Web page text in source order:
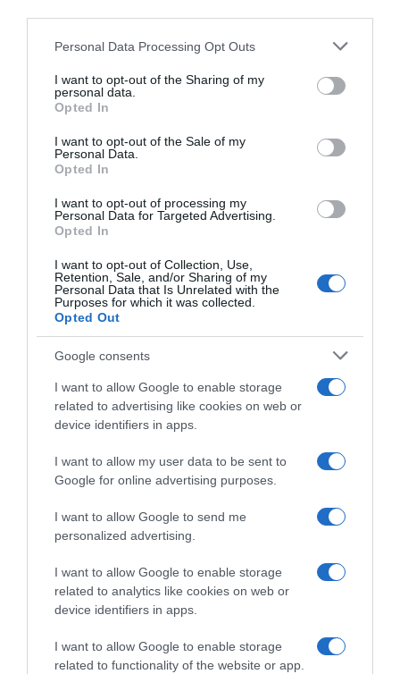
Please note that this website/app uses one or more Google
not limited to your visit or usage behaviour. You may click to
grant or deny consent to Google and its third-party tags to
use your data for below specified purposes in below Google
consent section.
Personal Data Processing Opt Outs
I want to opt-out of the Sharing of my
personal data.
Opted In
I want to opt-out of the Sale of my
Personal Data.
Opted In
I want to opt-out of processing my
Personal Data for Targeted Advertising.
Opted In
I want to opt-out of Collection, Use,
Retention, Sale, and/or Sharing of my
Personal Data that Is Unrelated with the
Purposes for which it was collected.
Opted Out
Google consents
I want to allow Google to enable storage
related to advertising like cookies on web or
device identifiers in apps.
I want to allow my user data to be sent to
Google for online advertising purposes.
I want to allow Google to send me
personalized advertising.
I want to allow Google to enable storage
related to analytics like cookies on web or
device identifiers in apps.
I want to allow Google to enable storage
related to functionality of the website or app.
Megosztás: Facebook Twitter Pinterest
Címkék: recept
2026-08-10.
Hogyan keltsd fel a figyelmet a társkereső profiloddal?